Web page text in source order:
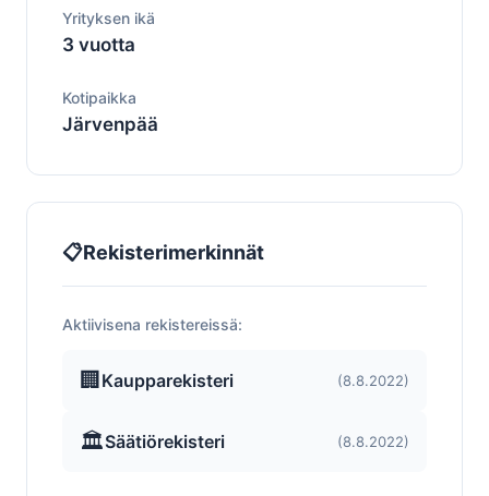
Yrityksen ikä
3 vuotta
Kotipaikka
Järvenpää
📋Rekisterimerkinnät
Aktiivisena rekistereissä:
🏢 Kaupparekisteri (8.8.2022)
🏛️Säätiörekisteri (8.8.2022)